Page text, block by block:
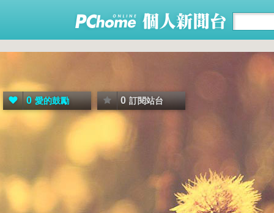
0 愛的鼓勵 0 訂閱站台